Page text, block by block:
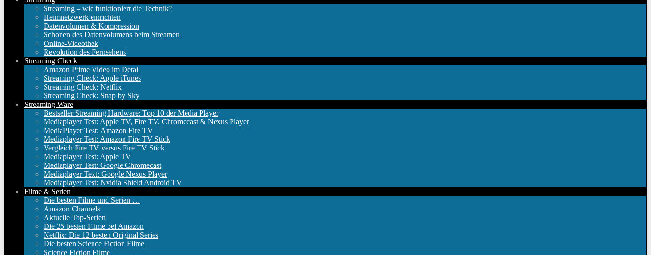
Streaming – wie funktioniert die Technik?
Heimnetzwerk einrichten
Datenvolumen & Kompression
Schonen des Datenvolumens beim Streamen
Online-Videothek
Revolution des Fernsehens
Streaming Check
Amazon Prime Video im Detail
Streaming Check: Apple iTunes
Streaming Check: Netflix
Streaming Check: Snap by Sky
Streaming Ware
Bestseller Streaming Hardware: Top 10 der Media Player
Mediaplayer Test: Apple TV, Fire TV, Chromecast & Nexus Player
MediaPlayer Test: Amazon Fire TV
Mediaplayer Test: Amazon Fire TV Stick
Vergleich Fire TV versus Fire TV Stick
Mediaplayer Test: Apple TV
Mediaplayer Test: Google Chromecast
Mediaplayer Text: Google Nexus Player
Mediaplayer Test: Nvidia Shield Android TV
Filme & Serien
Die besten Filme und Serien …
Amazon Channels
Aktuelle Top-Serien
Die 25 besten Filme bei Amazon
Netflix: Die 12 besten Original Series
Die besten Science Fiction Filme
Science Fiction Filme